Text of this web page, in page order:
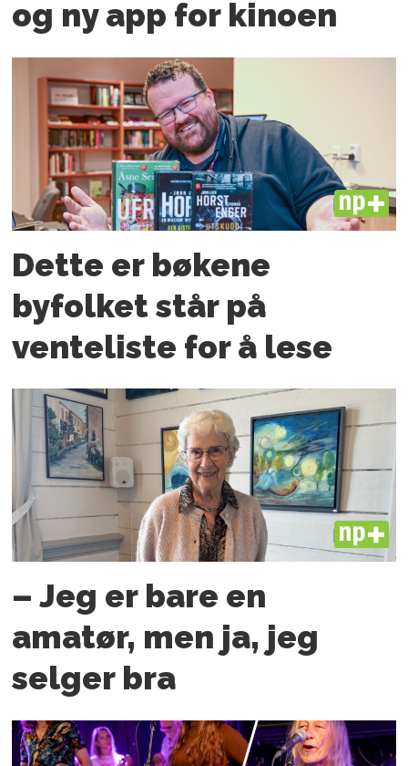
og ny app for kinoen
PLUS
Dette er bøkene
byfolket står på
venteliste for å lese
PLUS
– Jeg er bare en
amatør, men ja, jeg
selger bra